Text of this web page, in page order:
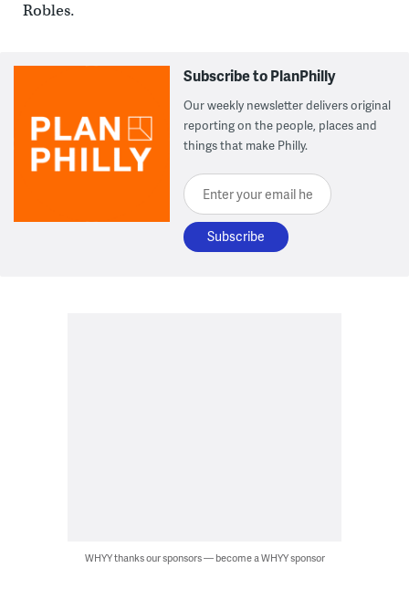
Robles.
Subscribe to PlanPhilly
Our weekly newsletter delivers original
reporting on the people, places and
things that make Philly.
Enter your email here
WHYY thanks our sponsors — become a WHYY sponsor